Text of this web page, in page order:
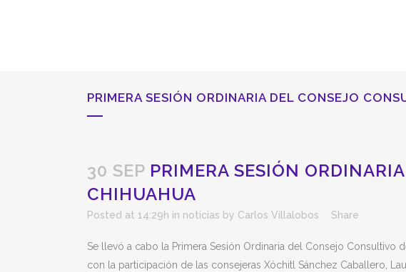
PRIMERA SESIÓN ORDINARIA DEL CONSEJO
30 SEP PRIMERA SESIÓN
CHIHUAHUA
Posted at 14:29h in noticias by Carlos Villalobos Share
Se llevó a cabo la Primera Sesión Ordinaria del Consejo Consultivo
con la participación de las consejeras Xóchitl Sánchez Caballero,